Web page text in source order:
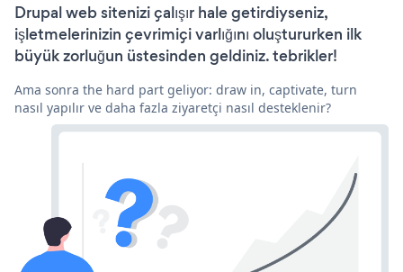
Drupal web sitenizi çalışır hale getirdiyseniz,
işletmelerinizin çevrimiçi varlığını oluştururken ilk
büyük zorluğun üstesinden geldiniz. tebrikler!
Ama sonra the hard part geliyor: draw in, captivate, turn
nasıl yapılır ve daha fazla ziyaretçi nasıl desteklenir?